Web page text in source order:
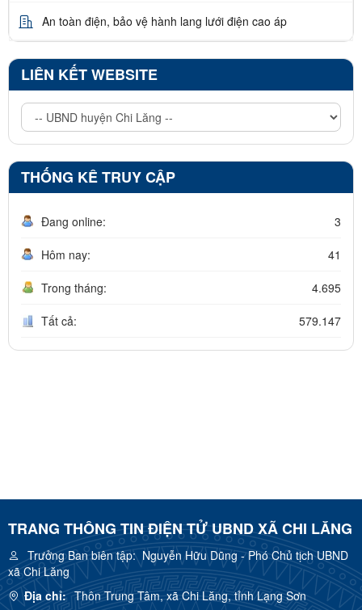
An toàn điện, bảo vệ hành lang lưới điện cao áp
LIÊN KẾT WEBSITE
THỐNG KÊ TRUY CẬP
Đang online: 3
Hôm nay: 41
Trong tháng: 4.695
Tất cả: 579.147
TRANG THÔNG TIN ĐIỆN TỬ UBND XÃ CHI LĂNG
Trưởng Ban biên tập:Nguyễn Hữu Dũng - Phó Chủ tịch UBND
xã Chi Lăng
Địa chỉ: Thôn Trung Tâm, xã Chi Lăng, tỉnh Lạng Sơn